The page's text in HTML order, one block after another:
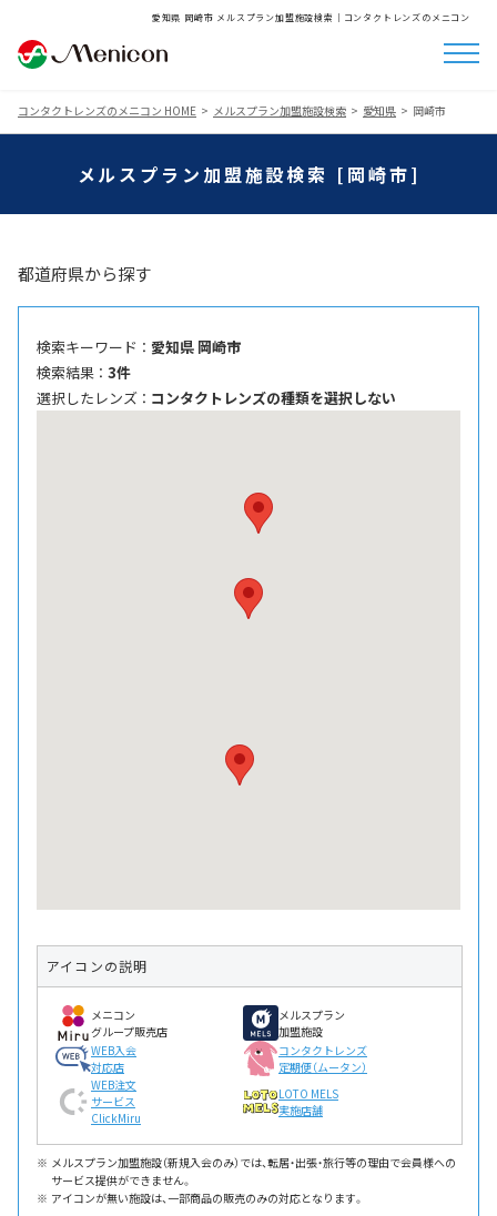
愛知県 岡崎市 メルスプラン加盟施設検索│コンタクトレンズのメニコン
コンタクトレンズのメニコン HOME メルスプラン加盟施設検索 愛知県 岡崎市
メルスプラン加盟施設検索 [岡崎市]
都道府県から探す
検索キーワード ： 愛知県 岡崎市
検索結果 ： 3件
選択したレンズ ： コンタクトレンズの種類を選択しない
アイコンの説明
メニコン
グループ販売店
メルスプラン
加盟施設
WEB入会
対応店
コンタクトレンズ
定期便（ムータン）
WEB注文
サービス
ClickMiru
LOTO MELS
実施店舗
メルスプラン加盟施設（新規入会のみ）では、転居・出張・旅行等の理由で会員様への
サービス提供ができません。
アイコンが無い施設は、一部商品の販売のみの対応となります。